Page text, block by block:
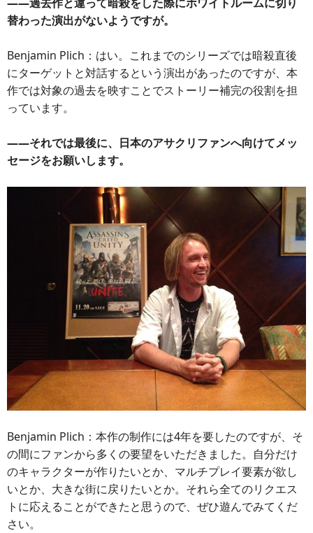
替わった演出がないようですが。
Benjamin Plich：はい。これまでのシリーズでは暗殺直後
にターゲットと対話するという演出があったのですが、本
作では対象の過去を映すことでストーリー補完の役割を担
っています。
――それでは最後に、日本のアサクリファンへ向けてメッ
セージをお願いします。
Benjamin Plich：本作の制作には4年を要したのですが、そ
の間にファンから多くの要望をいただきました。自分だけ
のキャラクターが作りたいとか、マルチプレイ要素が欲し
いとか、大きな街に戻りたいとか。それら全てのリクエス
トに応えることができたと思うので、ぜひ遊んでみてくだ
さい。